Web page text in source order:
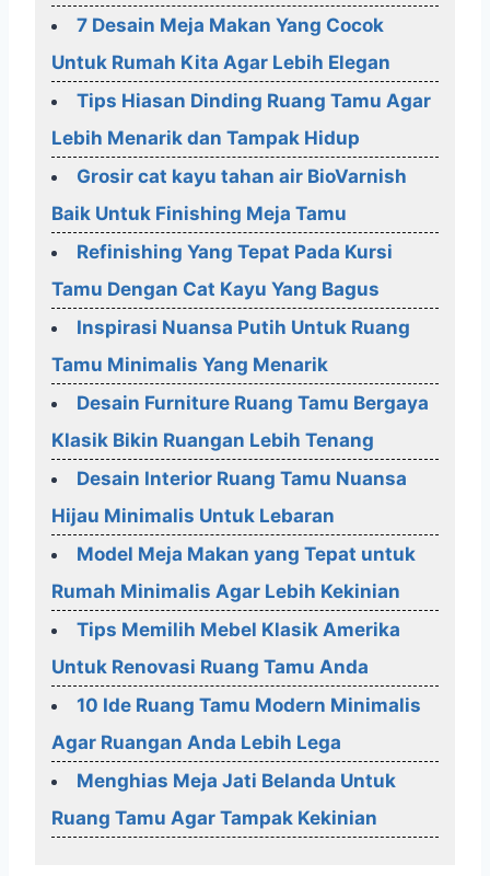
7 Desain Meja Makan Yang Cocok
Untuk Rumah Kita Agar Lebih Elegan
Tips Hiasan Dinding Ruang Tamu Agar
Lebih Menarik dan Tampak Hidup
Grosir cat kayu tahan air BioVarnish
Baik Untuk Finishing Meja Tamu
Refinishing Yang Tepat Pada Kursi
Tamu Dengan Cat Kayu Yang Bagus
Inspirasi Nuansa Putih Untuk Ruang
Tamu Minimalis Yang Menarik
Desain Furniture Ruang Tamu Bergaya
Klasik Bikin Ruangan Lebih Tenang
Desain Interior Ruang Tamu Nuansa
Hijau Minimalis Untuk Lebaran
Model Meja Makan yang Tepat untuk
Rumah Minimalis Agar Lebih Kekinian
Tips Memilih Mebel Klasik Amerika
Untuk Renovasi Ruang Tamu Anda
10 Ide Ruang Tamu Modern Minimalis
Agar Ruangan Anda Lebih Lega
Menghias Meja Jati Belanda Untuk
Ruang Tamu Agar Tampak Kekinian